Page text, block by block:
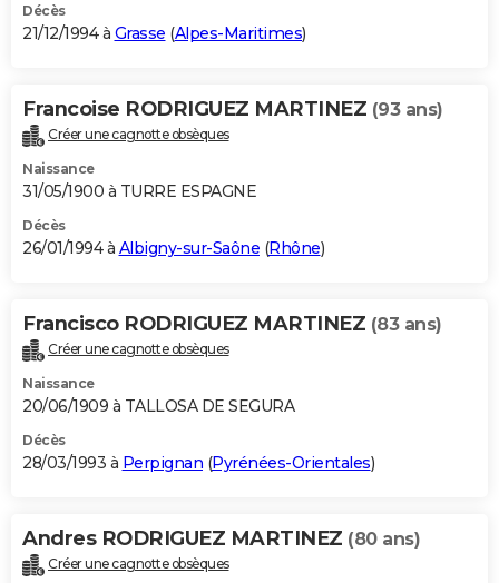
Décès
21/12/1994 à Grasse (Alpes-Maritimes)
Francoise RODRIGUEZ MARTINEZ (93 ans)
Créer une cagnotte obsèques
Naissance
31/05/1900 à TURRE ESPAGNE
Décès
26/01/1994 à Albigny-sur-Saône (Rhône)
Francisco RODRIGUEZ MARTINEZ (83 ans)
Créer une cagnotte obsèques
Naissance
20/06/1909 à TALLOSA DE SEGURA
Décès
28/03/1993 à Perpignan (Pyrénées-Orientales)
Andres RODRIGUEZ MARTINEZ (80 ans)
Créer une cagnotte obsèques